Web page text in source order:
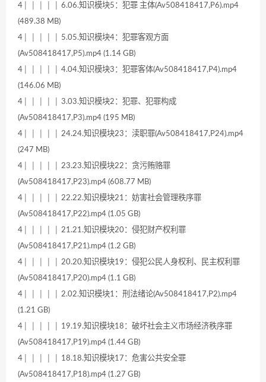
4│ │ │ │ │ 6.06.知识模块5：犯罪 主体(Av508418417,P6).mp4
(489.38 MB)
4│ │ │ │ │ 5.05.知识模块4：犯罪客观方面
(Av508418417,P5).mp4 (1.14 GB)
4│ │ │ │ │ 4.04.知识模块3：犯罪客体(Av508418417,P4).mp4
(146.06 MB)
4│ │ │ │ │ 3.03.知识模块2：犯罪、犯罪构成
(Av508418417,P3).mp4 (195 MB)
4│ │ │ │ │ 24.24.知识模块23：渎职罪(Av508418417,P24).mp4
(247 MB)
4│ │ │ │ │ 23.23.知识模块22：贪污贿赂罪
(Av508418417,P23).mp4 (608.77 MB)
4│ │ │ │ │ 22.22.知识模块21：妨害社会管理秩序罪
(Av508418417,P22).mp4 (1.05 GB)
4│ │ │ │ │ 21.21.知识模块20：侵犯财产权利罪
(Av508418417,P21).mp4 (1.2 GB)
4│ │ │ │ │ 20.20.知识模块19：侵犯公民人身权利、民主权利罪
(Av508418417,P20).mp4 (1.1 GB)
4│ │ │ │ │ 2.02.知识模块1：刑法绪论(Av508418417,P2).mp4
(1.21 GB)
4│ │ │ │ │ 19.19.知识模块18：破坏社会主义市场经济秩序罪
(Av508418417,P19).mp4 (1.44 GB)
4│ │ │ │ │ 18.18.知识模块17：危害公共安全罪
(Av508418417,P18).mp4 (1.27 GB)